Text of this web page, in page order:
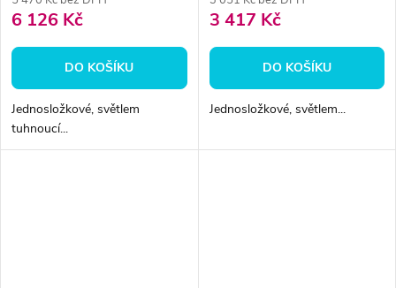
6 126 Kč
DO KOŠÍKU
Jednosložkové, světlem
tuhnoucí...
3 417 Kč
DO KOŠÍKU
Jednosložkové, světlem...